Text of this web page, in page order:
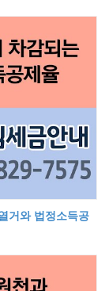
거와 법정소득공